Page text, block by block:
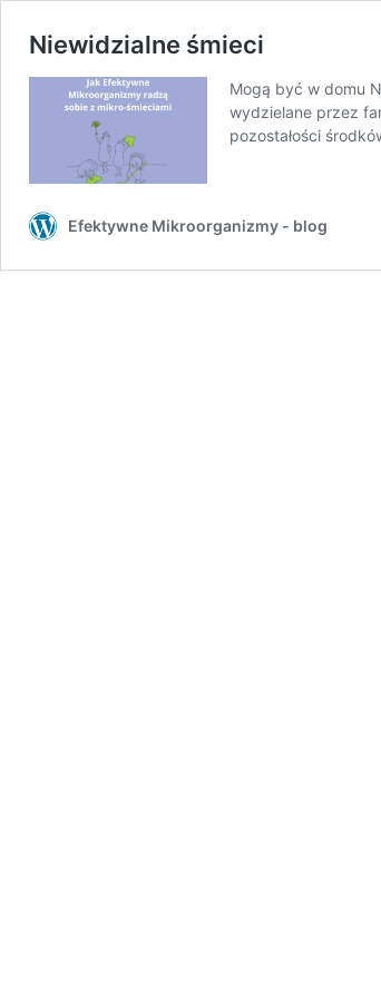
Niewidzialne śmieci
Mogą być w domu
wydzielane przez
pozostałości
Efektywne Mikroorganizmy - blog